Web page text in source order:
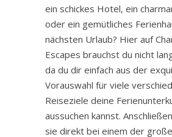
ein schickes Hotel, ein
oder ein gemütliches
nächsten Urlaub? Hier auf
Escapes brauchst du nicht
da du dir einfach aus der
Vorauswahl für viele
Reiseziele deine
aussuchen kannst.
sie direkt bei einem der